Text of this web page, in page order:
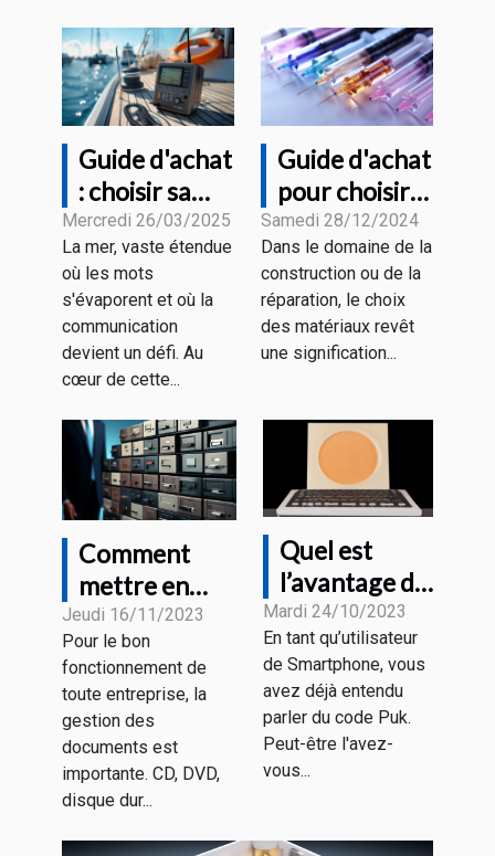
Guide d'achat
: choisir sa
radio VHF
marine en
fonction de
ses besoins
Mercredi 26/03/2025
La mer, vaste étendue
où les mots
s'évaporent et où la
communication
devient un défi. Au
cœur de cette...
Guide d'achat
pour choisir
les meilleures
aiguilles en
fibre de verre
et recharges
Samedi 28/12/2024
Dans le domaine de la
construction ou de la
réparation, le choix
des matériaux revêt
une signification...
Comment
mettre en
place un
meilleur
système
d'archivage
électronique ?
Jeudi 16/11/2023
Pour le bon
fonctionnement de
toute entreprise, la
gestion des
documents est
importante. CD, DVD,
disque dur...
Quel est
l’avantage du
code Puk et
où le trouver
?
Mardi 24/10/2023
En tant qu’utilisateur
de Smartphone, vous
avez déjà entendu
parler du code Puk.
Peut-être l'avez-
vous...